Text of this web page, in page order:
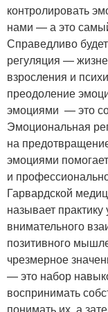
контролировать
нами — а это
Справедливо
регуляция —
взросления и
преодоление
эмоциями — это
Эмоциональная
на
эмоциями
и
Гарвардской
называет
внимательного
позитивного
чрезмерное
— это набор
воспринимать